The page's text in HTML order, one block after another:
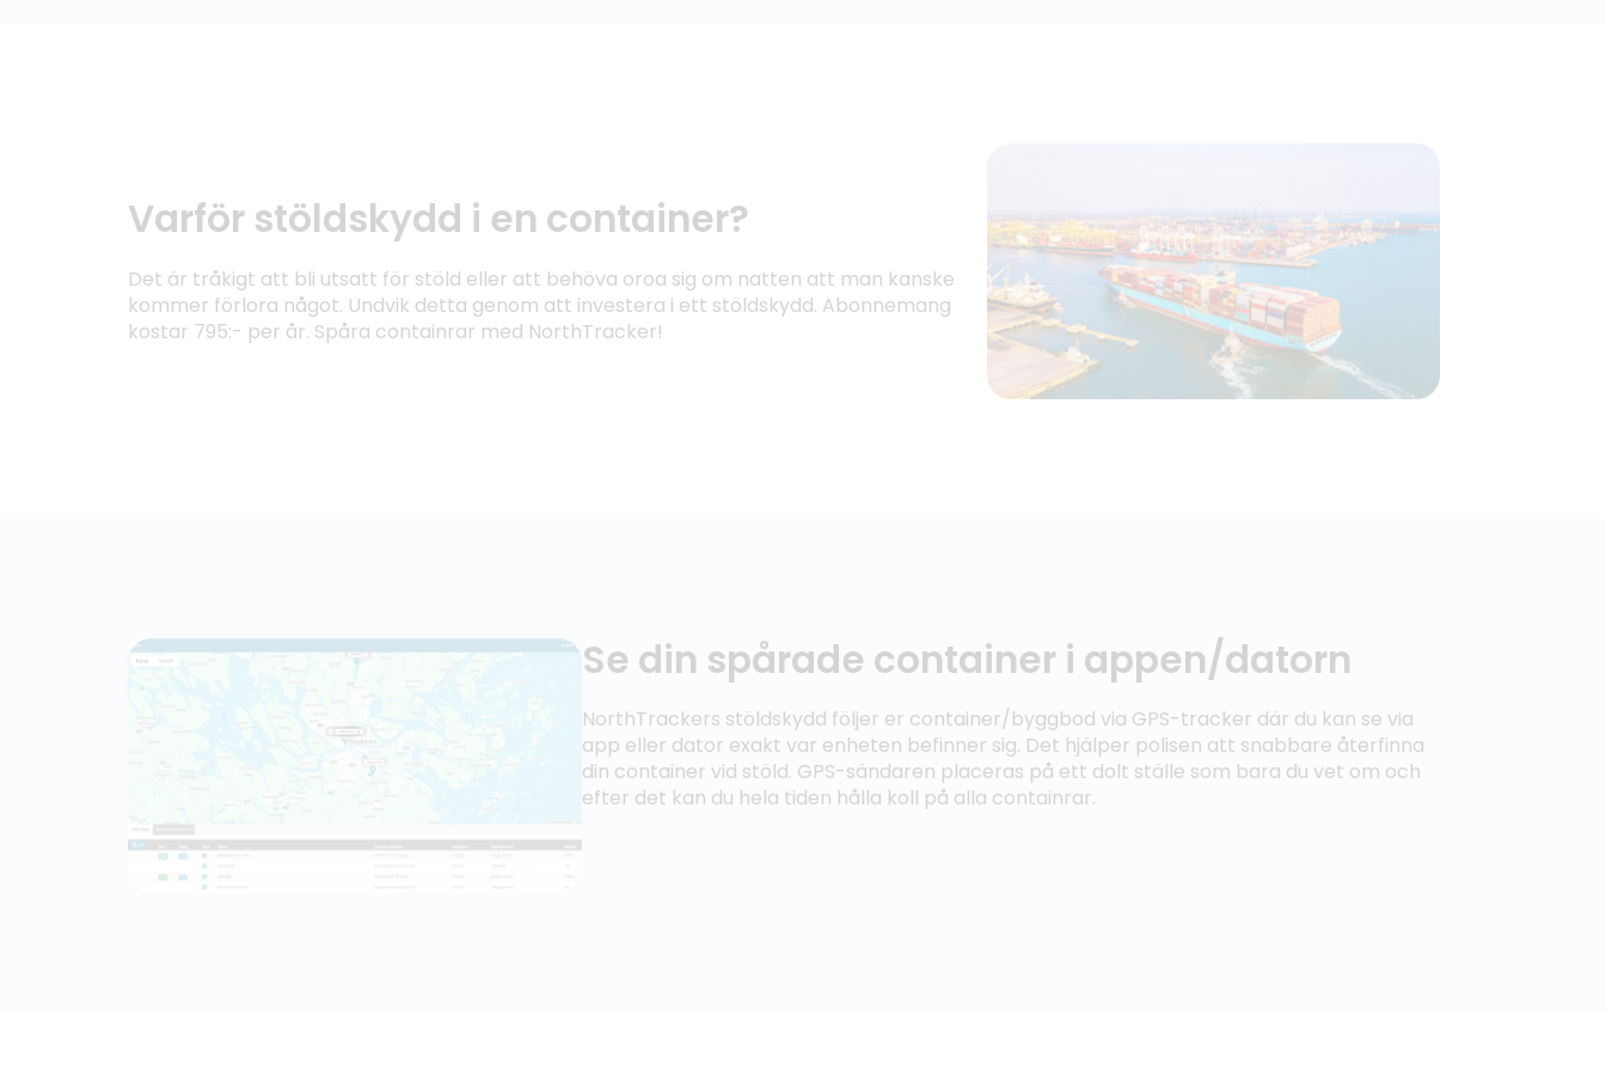
Varför stöldskydd i en container?
Det är tråkigt att bli utsatt för stöld eller att behöva oroa sig om natten att man kanske
kommer förlora något. Undvik detta genom att investera i ett stöldskydd. Abonnemang
kostar 795:- per år. Spåra containrar med NorthTracker!
Se din spårade container i appen/datorn
NorthTrackers stöldskydd följer er container/byggbod via GPS-tracker där du kan se via
app eller dator exakt var enheten befinner sig. Det hjälper polisen att snabbare återfinna
din container vid stöld. GPS-sändaren placeras på ett dolt ställe som bara du vet om och
efter det kan du hela tiden hålla koll på alla containrar.